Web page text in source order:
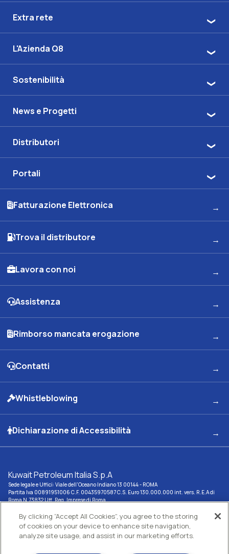
Extra rete
L'Azienda Q8
Sostenibilità
News e Progetti
Distributori
Portali
Fatturazione Elettronica
Trova il distributore
Lavora con noi
Assistenza
Rimborso mancata erogazione
Contatti
Whistleblowing
Dichiarazione di Accessibilità
Kuwait Petroleum Italia S.p.A
Sede legale e Uffici: Viale dell'Oceano Indiano 13 00144 - ROMA
Partita Iva 00891951006 C.F. 00435970587 C.S. Euro 130.000.000 int. vers. R.E.A di
Roma N.73832 Uff. Reg. Imprese di Roma
Kuwait Petroleum Corporation
Gestisci i tuoi cookie
By clicking “Accept All Cookies”, you agree to the storing
of cookies on your device to enhance site navigation,
analyze site usage, and assist in our marketing efforts.